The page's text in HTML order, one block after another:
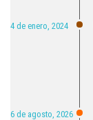
4 de enero, 2024
6 de agosto, 2026